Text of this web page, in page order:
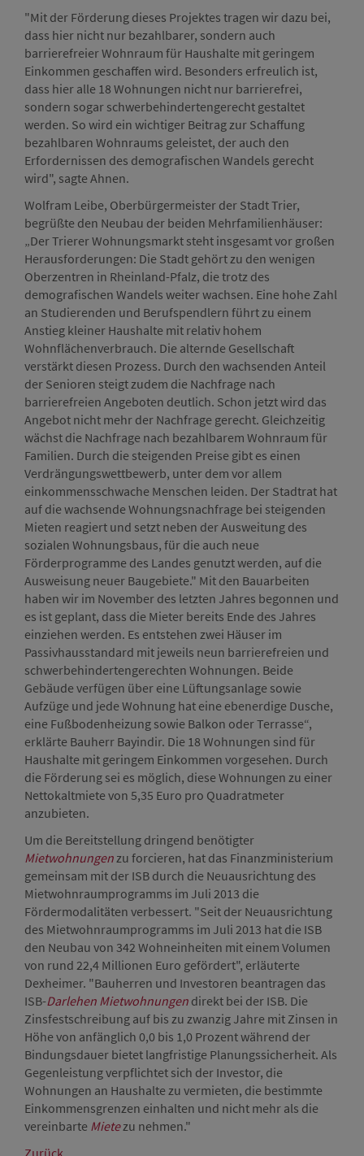
"Mit der Förderung dieses Projektes tragen wir dazu bei,
dass hier nicht nur bezahlbarer, sondern auch
barrierefreier Wohnraum für Haushalte mit geringem
Einkommen geschaffen wird. Besonders erfreulich ist,
dass hier alle 18 Wohnungen nicht nur barrierefrei,
sondern sogar schwerbehindertengerecht gestaltet
werden. So wird ein wichtiger Beitrag zur Schaffung
bezahlbaren Wohnraums geleistet, der auch den
Erfordernissen des demografischen Wandels gerecht
wird", sagte Ahnen.
Wolfram Leibe, Oberbürgermeister der Stadt Trier,
begrüßte den Neubau der beiden Mehrfamilienhäuser:
„Der Trierer Wohnungsmarkt steht insgesamt vor großen
Herausforderungen: Die Stadt gehört zu den wenigen
Oberzentren in Rheinland-Pfalz, die trotz des
demografischen Wandels weiter wachsen. Eine hohe Zahl
an Studierenden und Berufspendlern führt zu einem
Anstieg kleiner Haushalte mit relativ hohem
Wohnflächenverbrauch. Die alternde Gesellschaft
verstärkt diesen Prozess. Durch den wachsenden Anteil
der Senioren steigt zudem die Nachfrage nach
barrierefreien Angeboten deutlich. Schon jetzt wird das
Angebot nicht mehr der Nachfrage gerecht. Gleichzeitig
wächst die Nachfrage nach bezahlbarem Wohnraum für
Familien. Durch die steigenden Preise gibt es einen
Verdrängungswettbewerb, unter dem vor allem
einkommensschwache Menschen leiden. Der Stadtrat hat
auf die wachsende Wohnungsnachfrage bei steigenden
Mieten reagiert und setzt neben der Ausweitung des
sozialen Wohnungsbaus, für die auch neue
Förderprogramme des Landes genutzt werden, auf die
Ausweisung neuer Baugebiete." Mit den Bauarbeiten
haben wir im November des letzten Jahres begonnen und
es ist geplant, dass die Mieter bereits Ende des Jahres
einziehen werden. Es entstehen zwei Häuser im
Passivhausstandard mit jeweils neun barrierefreien und
schwerbehindertengerechten Wohnungen. Beide
Gebäude verfügen über eine Lüftungsanlage sowie
Aufzüge und jede Wohnung hat eine ebenerdige Dusche,
eine Fußbodenheizung sowie Balkon oder Terrasse“,
erklärte Bauherr Bayindir. Die 18 Wohnungen sind für
Haushalte mit geringem Einkommen vorgesehen. Durch
die Förderung sei es möglich, diese Wohnungen zu einer
Nettokaltmiete von 5,35 Euro pro Quadratmeter
anzubieten.
Um die Bereitstellung dringend benötigter
Mietwohnungenzu forcieren, hat das Finanzministerium
gemeinsam mit der ISB durch die Neuausrichtung des
Mietwohnraumprogramms im Juli 2013 die
Fördermodalitäten verbessert. "Seit der Neuausrichtung
des Mietwohnraumprogramms im Juli 2013 hat die ISB
den Neubau von 342 Wohneinheiten mit einem Volumen
von rund 22,4 Millionen Euro gefördert", erläuterte
Dexheimer. "Bauherren und Investoren beantragen das
ISB-Darlehen Mietwohnungen direkt bei der ISB. Die
Zinsfestschreibung auf bis zu zwanzig Jahre mit Zinsen in
Höhe von anfänglich 0,0 bis 1,0 Prozent während der
Bindungsdauer bietet langfristige Planungssicherheit. Als
Gegenleistung verpflichtet sich der Investor, die
Wohnungen an Haushalte zu vermieten, die bestimmte
Einkommensgrenzen einhalten und nicht mehr als die
vereinbarte Mietezu nehmen."